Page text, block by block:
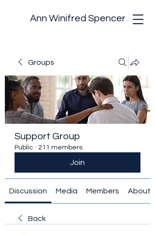
Ann Winifred Spencer
Groups
Support Group
Public · 211 members
Join
Discussion Media Members About
Back